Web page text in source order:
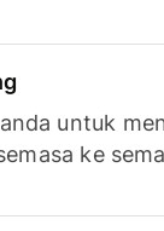
untuk
ke